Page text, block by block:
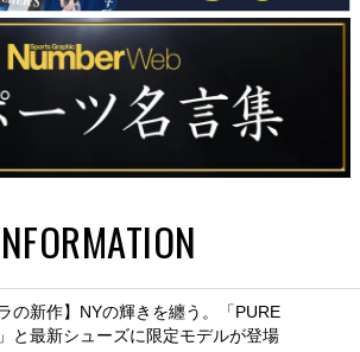
ラの新作】NYの輝きを纏う。「PURE
と最新シューズに限定モデルが登場